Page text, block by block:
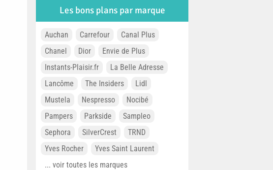
Les bons plans par marque
Auchan Carrefour
Canal Plus
Chanel
Dior
Envie de Plus
Instants-Plaisir.fr
La Belle Adresse
Lancôme
The Insiders
Lidl
Mustela
Nespresso
Nocibé
Pampers
Parkside
Sampleo
Sephora
SilverCrest
TRND
Yves Rocher
Yves Saint Laurent
... voir toutes les marques